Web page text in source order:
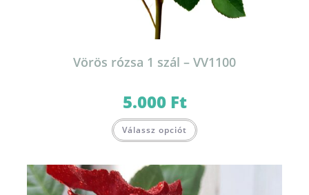
Vörös rózsa 1 szál – VV1100
5.000 Ft
Válassz opciót